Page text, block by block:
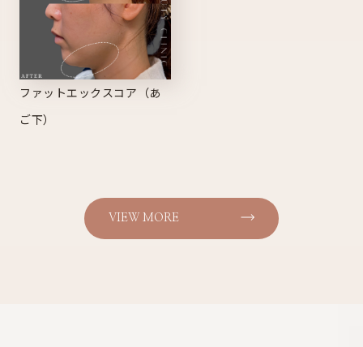
ファットエックスコア（あ
ご下）
VIEW MORE